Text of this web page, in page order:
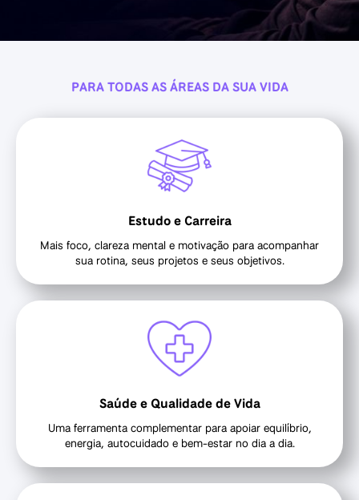
PARA TODAS AS ÁREAS DA SUA VIDA
Estudo e Carreira
Mais foco, clareza mental e motivação para acompanhar
sua rotina, seus projetos e seus objetivos.
Saúde e Qualidade de Vida
Uma ferramenta complementar para apoiar equilíbrio,
energia, autocuidado e bem-estar no dia a dia.